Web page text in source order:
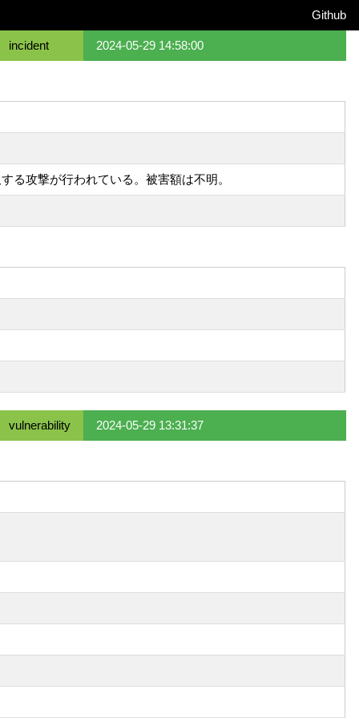
Github
incident 2024-05-29 14:58:00
る攻撃が行われている。被害額は不明。
vulnerability 2024-05-29 13:31:37